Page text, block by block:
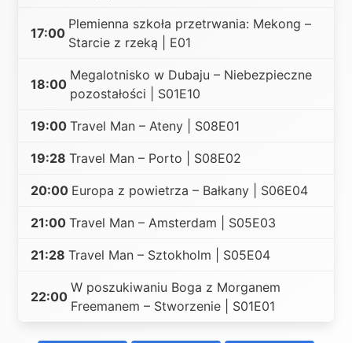
17:00
Plemienna szkoła przetrwania: Mekong –
Starcie z rzeką | E01
18:00
Megalotnisko w Dubaju – Niebezpieczne
pozostałości | S01E10
19:00 Travel Man – Ateny | S08E01
19:28 Travel Man – Porto | S08E02
20:00 Europa z powietrza – Bałkany | S06E04
21:00 Travel Man – Amsterdam | S05E03
21:28 Travel Man – Sztokholm | S05E04
22:00
W poszukiwaniu Boga z Morganem
Freemanem – Stworzenie | S01E01